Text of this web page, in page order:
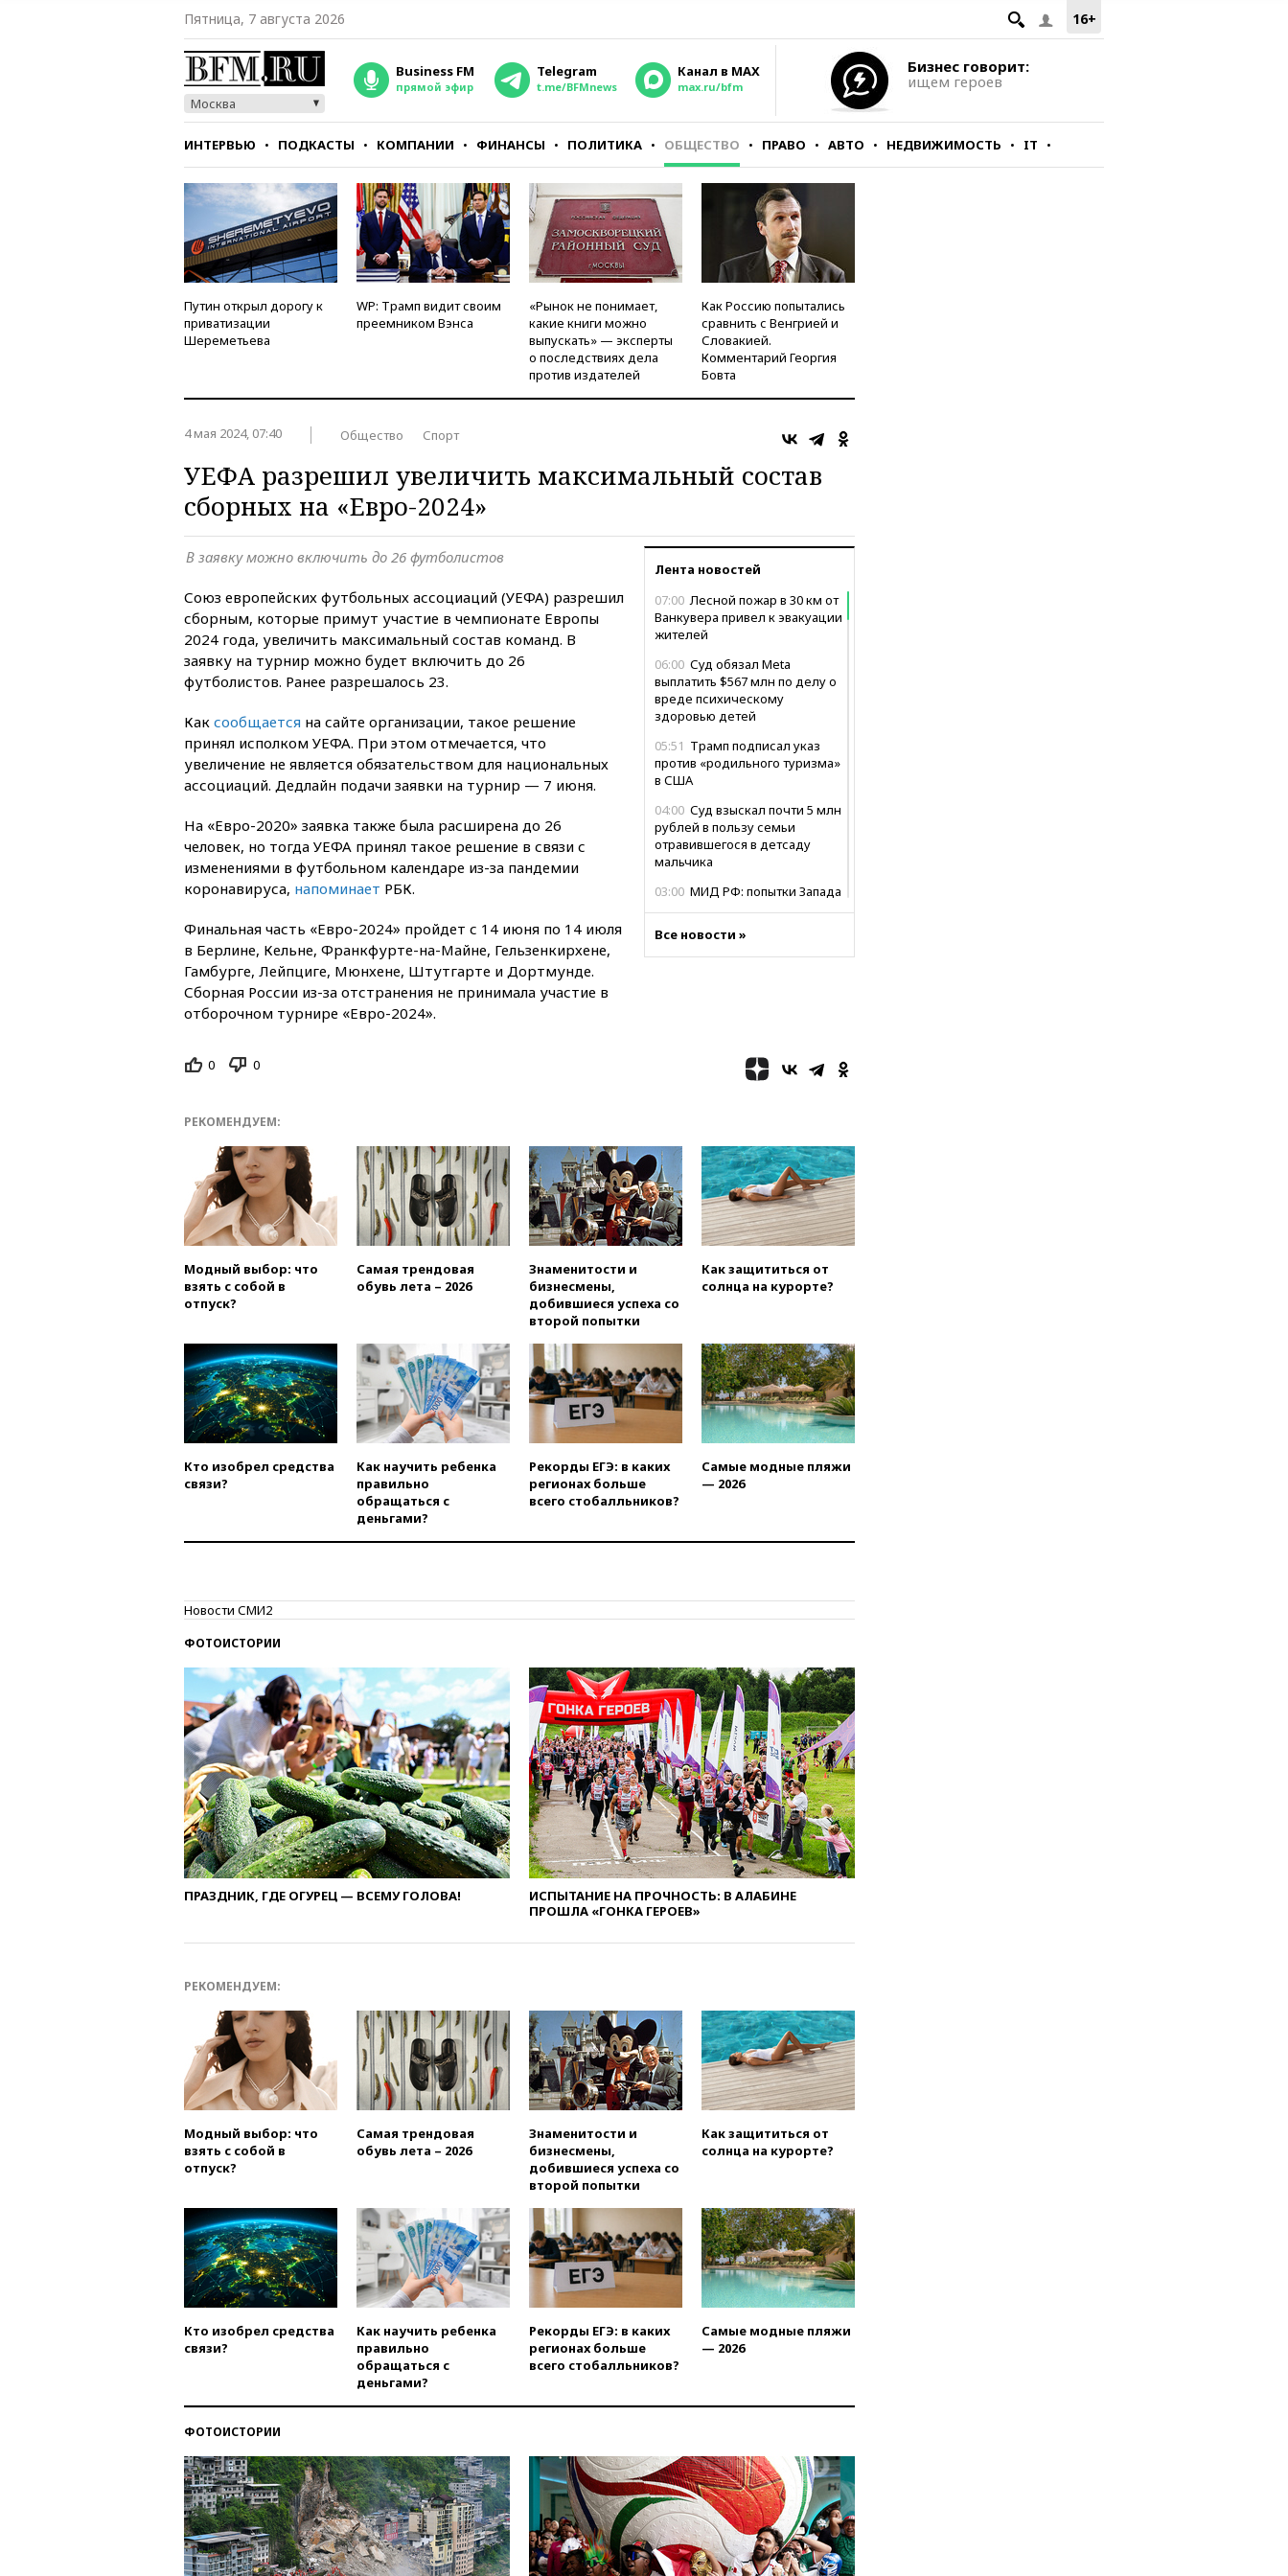
16+
Пятница, 7 августа 2026
Москва
Business FM
прямой эфир
Telegram
t.me/BFMnews
Канал в MAX
max.ru/bfm
Бизнес говорит:
ищем героев
ИНТЕРВЬЮ ПОДКАСТЫ КОМПАНИИ ФИНАНСЫ ПОЛИТИКА ОБЩЕСТВО ПРАВО АВТО НЕДВИЖИМОСТЬ IT
СТИЛЬ ТЕСТЫ
Путин открыл дорогу к
приватизации
Шереметьева
WP: Трамп видит своим
преемником Вэнса
«Рынок не понимает,
какие книги можно
выпускать» — эксперты
о последствиях дела
против издателей
Как Россию попытались
сравнить с Венгрией и
Словакией.
Комментарий Георгия
Бовта
4 мая 2024, 07:40 Общество Спорт
УЕФА разрешил увеличить максимальный состав
сборных на «Евро-2024»
Лента новостей
07:00 Лесной пожар в 30 км от
Ванкувера привел к эвакуации
жителей
06:00 Суд обязал Meta
выплатить $567 млн по делу о
вреде психическому
здоровью детей
05:51 Трамп подписал указ
против «родильного туризма»
в США
04:00 Суд взыскал почти 5 млн
рублей в пользу семьи
отравившегося в детсаду
мальчика
03:00 МИД РФ: попытки Запада
02:00Ни один водоем Англии
ракетах и системах Patriot
Трамп заявил о
вчера, 23:28Слуцкий призвал
признать «Яблоко»
нежелательной организацией
вчера, 23:15В Смоленске
ребенок и женщина погибли
при падении деревьев во
время урагана
вчера, 22:55 В Москве в
пятницу ожидаются ливни
вчера, 22:35Винисиус
продлил контракт с «Реалом»
до 2032 года
вчера, 22:28Отказаться от
российского гражданства
станет значительно дороже
вчера, 22:20Путин назвал 76-ю
гвардейскую десантно-
штурмовую дивизию
Rights Foundation
вчера, 21:35«Аэрофлот»
отменяет часть рейсов в Сочи
и Геленджик
вчера, 21:25
Руслан Терновой
выиграл золото чемпионата
Европы в прыжках с 10-
метровой вышки
вчера, 21:10РФ не получала
обращений о прекращении
концессии строительства ж/д
в Армении
обсуждают эксперимент по
рекомендовать не посещать
Армению
вчера, 20:35ПВО за день
сбила еще 281 украинский
беспилотник над Россией
вчера, 20:27 Ямпольская
призвала оптимизировать
олимпиады для поступления в
вчера, 20:15Минтранс
предложил оплачивать
защиту дорог от БПЛА из
средств на ремонт
вчера, 20:00 Зеленский 8
августа посетит Сербию с
официальным визитом
вчера, 19:58
работу
вчера, 19:35WP: Трамп
призвал доноров-
республиканцев поддержать
Вэнса на выборах 2028 года
вчера, 19:20Число ломбардов
Все новости »
В заявку можно включить до 26 футболистов
Союз европейских футбольных ассоциаций (УЕФА) разрешил
сборным, которые примут участие в чемпионате Европы
2024 года, увеличить максимальный состав команд. В
заявку на турнир можно будет включить до 26
футболистов. Ранее разрешалось 23.
Как сообщается на сайте организации, такое решение
принял исполком УЕФА. При этом отмечается, что
увеличение не является обязательством для национальных
ассоциаций. Дедлайн подачи заявки на турнир — 7 июня.
На «Евро-2020» заявка также была расширена до 26
человек, но тогда УЕФА принял такое решение в связи с
изменениями в футбольном календаре из-за пандемии
коронавируса, напоминает РБК.
Финальная часть «Евро-2024» пройдет с 14 июня по 14 июля
в Берлине, Кельне, Франкфурте-на-Майне, Гельзенкирхене,
Гамбурге, Лейпциге, Мюнхене, Штутгарте и Дортмунде.
Сборная России из-за отстранения не принимала участие в
отборочном турнире «Евро-2024».
0 0
РЕКОМЕНДУЕМ:
Модный выбор: что
взять с собой в
отпуск?
Самая трендовая
обувь лета – 2026
Знаменитости и
бизнесмены,
добившиеся успеха со
второй попытки
Как защититься от
солнца на курорте?
Кто изобрел средства
связи?
Как научить ребенка
правильно
обращаться с
деньгами?
Рекорды ЕГЭ: в каких
регионах больше
всего стобалльников?
Самые модные пляжи
— 2026
Новости СМИ2
ФОТОИСТОРИИ
ПРАЗДНИК, ГДЕ ОГУРЕЦ — ВСЕМУ ГОЛОВА!
ИСПЫТАНИЕ НА ПРОЧНОСТЬ: В АЛАБИНЕ
ПРОШЛА «ГОНКА ГЕРОЕВ»
РЕКОМЕНДУЕМ:
Модный выбор: что
взять с собой в
отпуск?
Самая трендовая
обувь лета – 2026
Знаменитости и
бизнесмены,
добившиеся успеха со
второй попытки
Как защититься от
солнца на курорте?
Кто изобрел средства
связи?
Как научить ребенка
правильно
обращаться с
деньгами?
Рекорды ЕГЭ: в каких
регионах больше
всего стобалльников?
Самые модные пляжи
— 2026
ФОТОИСТОРИИ